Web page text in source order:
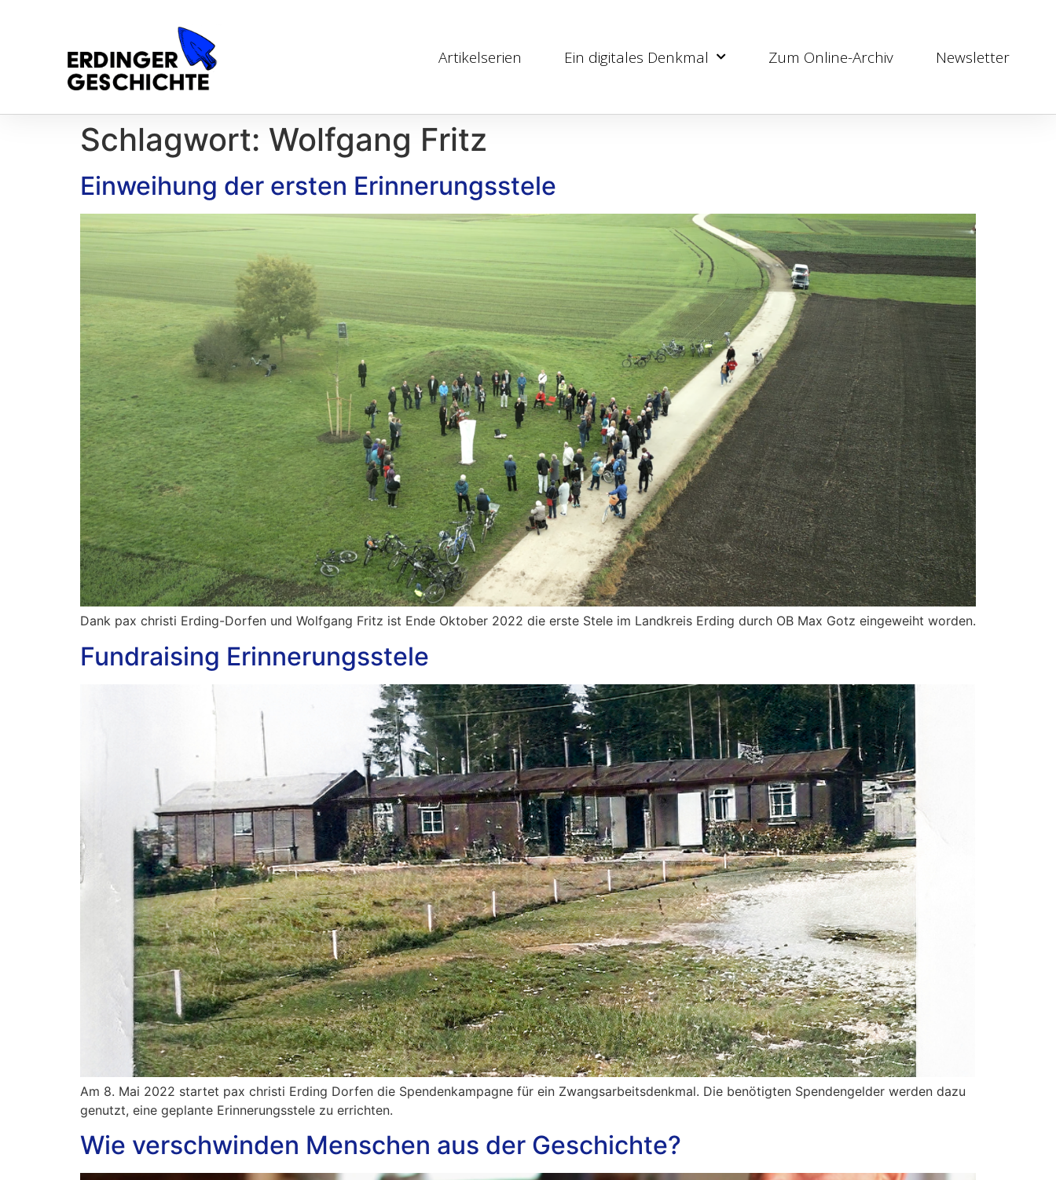
Artikelserien Ein digitales Denkmal Zum Online-Archiv Newsletter
Schlagwort: Wolfgang Fritz
Einweihung der ersten Erinnerungsstele
Dank pax christi Erding-Dorfen und Wolfgang Fritz ist Ende Oktober 2022 die erste Stele im Landkreis Erding durch OB Max Gotz eingeweiht worden.
Fundraising Erinnerungsstele
Am 8. Mai 2022 startet pax christi Erding Dorfen die Spendenkampagne für ein Zwangsarbeitsdenkmal. Die benötigten Spendengelder werden dazu
genutzt, eine geplante Erinnerungsstele zu errichten.
Wie verschwinden Menschen aus der Geschichte?